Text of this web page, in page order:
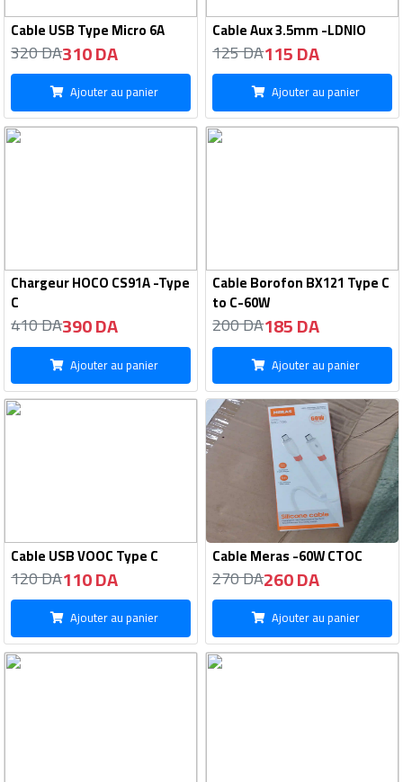
Cable USB Type Micro 6A
320 DA310 DA
Ajouter au panier
Cable Aux 3.5mm -LDNIO
125 DA115 DA
Ajouter au panier
Chargeur HOCO CS91A -Type
C
410 DA390 DA
Ajouter au panier
Cable Borofon BX121 Type C
to C-60W
200 DA185 DA
Ajouter au panier
Cable USB VOOC Type C
120 DA110 DA
Ajouter au panier
Cable Meras -60W CTOC
270 DA260 DA
Ajouter au panier